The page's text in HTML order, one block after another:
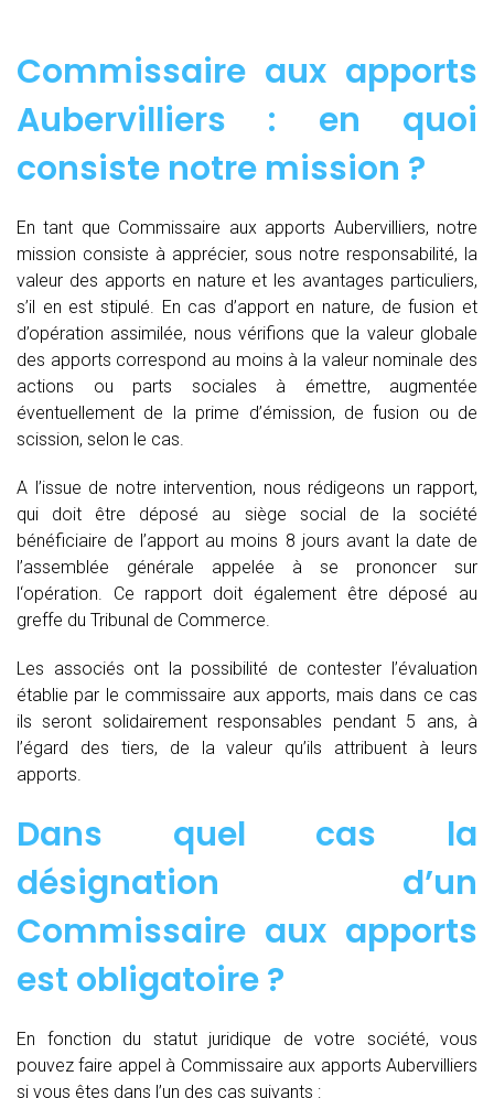
Commissaire aux apports
Aubervilliers : en quoi
consiste notre mission ?
En tant que Commissaire aux apports Aubervilliers, notre
mission consiste à apprécier, sous notre responsabilité, la
valeur des apports en nature et les avantages particuliers,
s’il en est stipulé. En cas d’apport en nature, de fusion et
d’opération assimilée, nous vérifions que la valeur globale
des apports correspond au moins à la valeur nominale des
actions ou parts sociales à émettre, augmentée
éventuellement de la prime d’émission, de fusion ou de
scission, selon le cas.
A l’issue de notre intervention, nous rédigeons un rapport,
qui doit être déposé au siège social de la société
bénéficiaire de l’apport au moins 8 jours avant la date de
l’assemblée générale appelée à se prononcer sur
l‘opération. Ce rapport doit également être déposé au
greffe du Tribunal de Commerce.
Les associés ont la possibilité de contester l’évaluation
établie par le commissaire aux apports, mais dans ce cas
ils seront solidairement responsables pendant 5 ans, à
l’égard des tiers, de la valeur qu’ils attribuent à leurs
apports.
Dans quel cas la
désignation d’un
Commissaire aux apports
est obligatoire ?
En fonction du statut juridique de votre société, vous
pouvez faire appel à Commissaire aux apports Aubervilliers
si vous êtes dans l’un des cas suivants :